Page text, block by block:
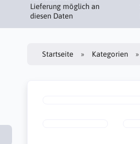
Lieferung möglich an
diesen Daten
Startseite Kategorien